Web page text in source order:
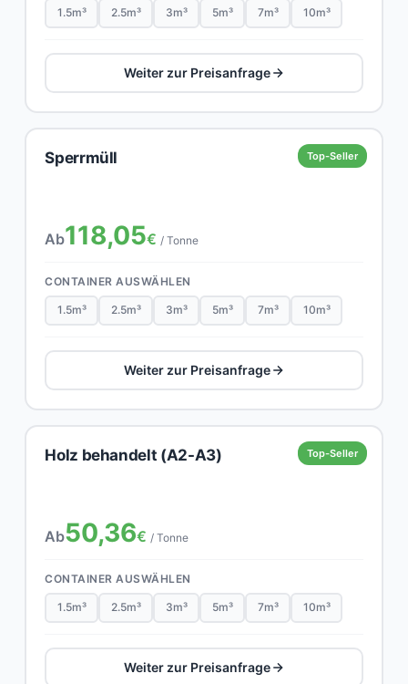
1.5m³ 2.5m³ 3m³ 5m³ 7m³ 10m³
Weiter zur Preisanfrage
Top-Seller
Sperrmüll
Ab118,05€ / Tonne
CONTAINER AUSWÄHLEN
1.5m³ 2.5m³ 3m³ 5m³ 7m³ 10m³
Weiter zur Preisanfrage
Top-Seller
Holz behandelt (A2-A3)
Ab50,36€ / Tonne
CONTAINER AUSWÄHLEN
1.5m³ 2.5m³ 3m³ 5m³ 7m³ 10m³
Weiter zur Preisanfrage